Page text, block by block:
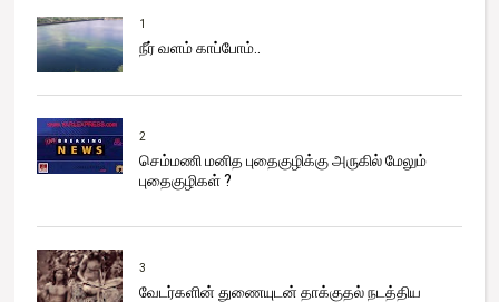
1
நீர் வளம் காப்போம்..
2
செம்மணி மனித புதைகுழிக்கு அருகில் மேலும்
புதைகுழிகள் ?
3
வேடர்களின் துணையுடன் தாக்குதல் நடத்திய